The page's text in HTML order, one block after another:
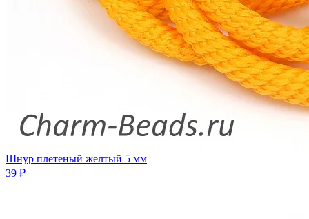
Шнур плетеный желтый 5 мм
39 ₽